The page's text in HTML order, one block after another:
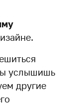
услышишь
другие